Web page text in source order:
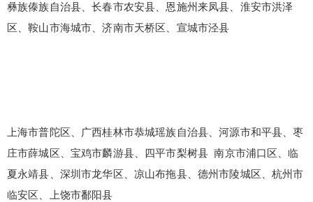
彝族傣族自治县、长春市农安县、恩施州来凤县、淮安市洪泽
区、鞍山市海城市、济南市天桥区、宣城市泾县
上海市普陀区、广西桂林市恭城瑶族自治县、河源市和平县、枣
庄市薛城区、宝鸡市麟游县、四平市梨树县 南京市浦口区、临
夏永靖县、深圳市龙华区、凉山布拖县、德州市陵城区、杭州市
临安区、上饶市鄱阳县